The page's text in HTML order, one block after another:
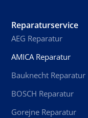
Reparaturservice
AEG Reparatur
AMICA Reparatur
Bauknecht Reparatur
BOSCH Reparatur
Gorejne Reparatur